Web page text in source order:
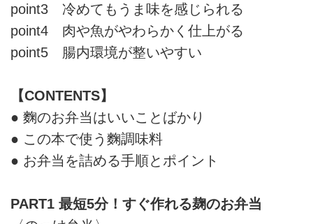
point3 冷めてもうま味を感じられる
point4 肉や魚がやわらかく仕上がる
point5 腸内環境が整いやすい
【CONTENTS】
● 麴のお弁当はいいことばかり
● この本で使う麴調味料
● お弁当を詰める手順とポイント
PART1 最短5分！すぐ作れる麹のお弁当